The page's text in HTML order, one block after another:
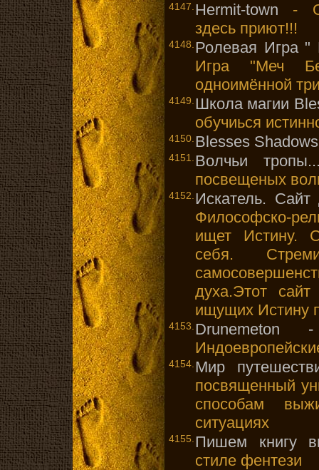
4147. Hermit-town -
здесь приют!!!
4148. Ролевая Игра
Игра "Меч
одноимённой
4149. Школа магии
обучиься
4150. Blesses Shadows
4151. Волчьи
посвещеных
4152. Искатель.
Философско-
ищет Истину.
себя.
духа.Этот
ищущих Истину
4153.
4154. Мир
посвященный
способам
ситуациях
4155. Пишем книгу
стиле фентези